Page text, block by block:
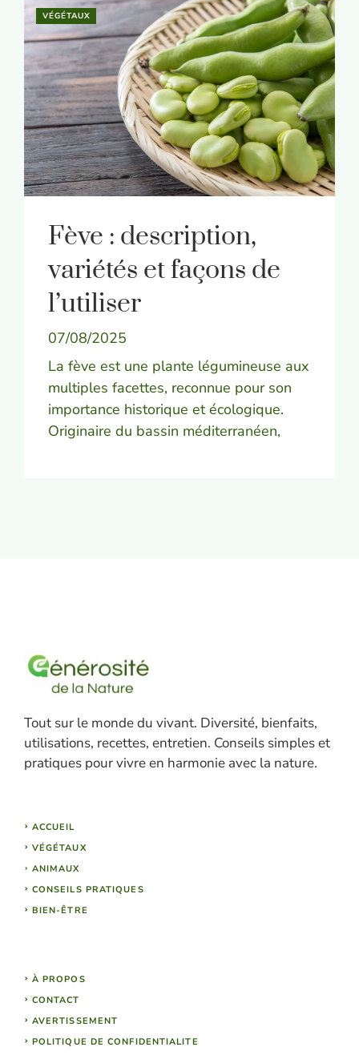
VÉGÉTAUX
Fève : description,
variétés et façons de
l’utiliser
07/08/2025
La fève est une plante légumineuse aux
multiples facettes, reconnue pour son
importance historique et écologique.
Originaire du bassin méditerranéen,
Tout sur le monde du vivant. Diversité, bienfaits,
utilisations, recettes, entretien. Conseils simples et
pratiques pour vivre en harmonie avec la nature.
ACCUEIL
VÉGÉTAUX
ANIMAUX
CONSEILS PRATIQUES
BIEN-ÊTRE
À PROPOS
CONTACT
AVERTISSEMENT
POLITIQUE DE CONFIDENTIALITE